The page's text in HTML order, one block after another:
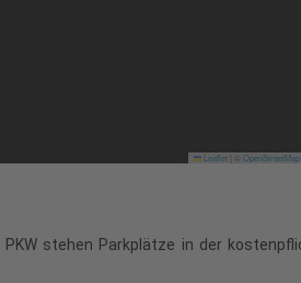
Leaflet OpenStreetMap
stehen Parkplätze in der